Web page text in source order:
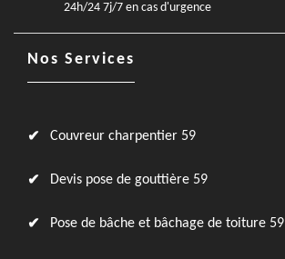
24h/24 7j/7 en cas d'urgence
Nos Services
Couvreur charpentier 59
Devis pose de gouttière 59
Pose de bâche et bâchage de toiture 59